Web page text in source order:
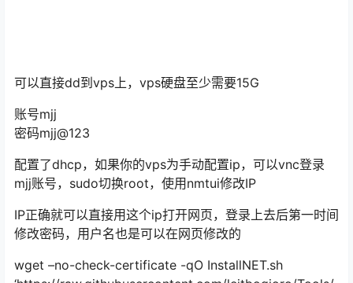
可以直接dd到vps上，vps硬盘至少需要15G
账号mjj
密码mjj@123
配置了dhcp，如果你的vps为手动配置ip，可以vnc登录
mjj账号，sudo切换root，使用nmtui修改IP
IP正确就可以直接用这个ip打开网页，登录上去后第一时间
修改密码，用户名也是可以在网页修改的
wget –no-check-certificate -qO InstallNET.sh